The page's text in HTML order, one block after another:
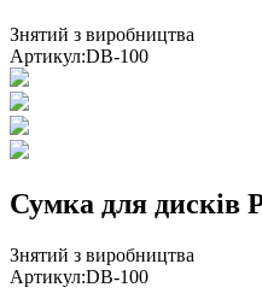
Знятий з виробництва
Артикул:DB-100
Сумка для дисків
Знятий з виробництва
Артикул:DB-100